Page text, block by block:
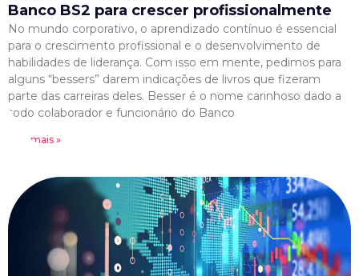
Banco BS2 para crescer profissionalmente
No mundo corporativo, o aprendizado contínuo é essencial
para o crescimento profissional e o desenvolvimento de
habilidades de liderança. Com isso em mente, pedimos para
alguns “bessers” darem indicações de livros que fizeram
parte das carreiras deles. Besser é o nome carinhoso dado a
todo colaborador e funcionário do Banco
Leia mais »